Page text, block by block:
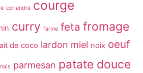
coriandre courge
curry farine feta fromage
de coco lardon miel noix oeuf
parmesan patate douce